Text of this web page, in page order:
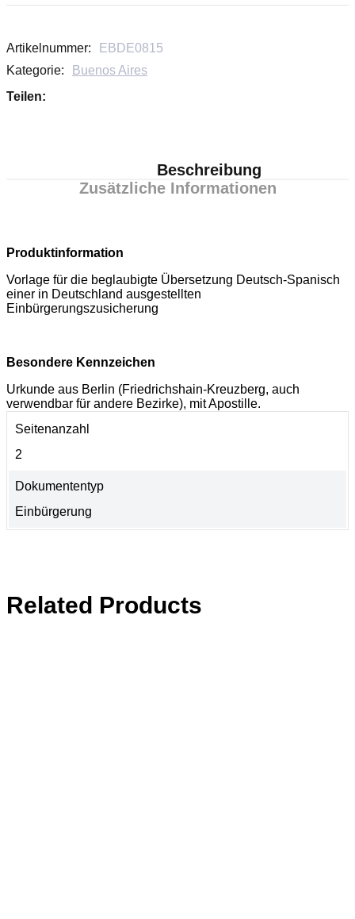
Artikelnummer:
EBDE0815
Kategorie:
Buenos Aires
Teilen:
Beschreibung
Zusätzliche Informationen
Produktinformation
Vorlage für die beglaubigte Übersetzung Deutsch-Spanisch
einer in Deutschland ausgestellten
Einbürgerungszusicherung
Besondere Kennzeichen
Urkunde aus Berlin (Friedrichshain-Kreuzberg, auch
verwendbar für andere Bezirke), mit Apostille.
Seitenanzahl
2
Dokumententyp
Einbürgerung
Related Products